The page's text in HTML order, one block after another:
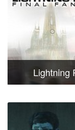
Lightning